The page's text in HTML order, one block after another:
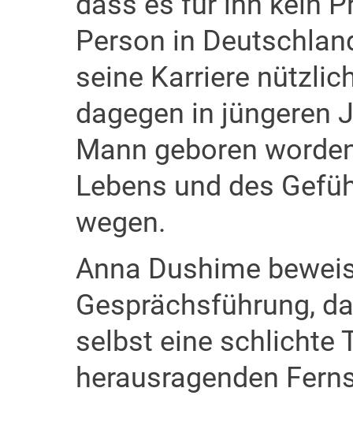
Person in
seine Karriere
dagegen in jüngeren
Mann geboren
Lebens und des
wegen.
Anna Dushime
Gesprächsführung,
selbst eine schlichte
herausragenden